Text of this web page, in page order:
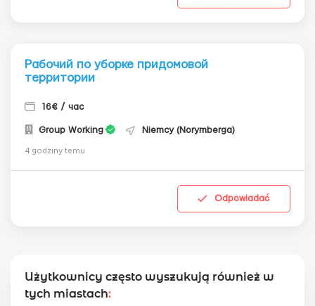
Рабочий по уборке придомовой
территории
16€ / час
Group Working Niemcy (Norymberga)
4 godziny temu
Odpowiadać
Użytkownicy często wyszukują również w
tych miastach: